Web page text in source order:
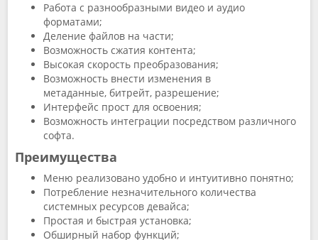
Работа с разнообразными видео и аудио
форматами;
Деление файлов на части;
Возможность сжатия контента;
Высокая скорость преобразования;
Возможность внести изменения в
метаданные, битрейт, разрешение;
Интерфейс прост для освоения;
Возможность интеграции посредством различного
софта.
Преимущества
Меню реализовано удобно и интуитивно понятно;
Потребление незначительного количества
системных ресурсов девайса;
Простая и быстрая установка;
Обширный набор функций;